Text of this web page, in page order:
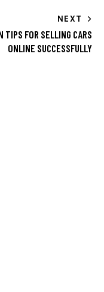
NEXT
TIPS FOR SELLING CARS
ONLINE SUCCESSFULLY